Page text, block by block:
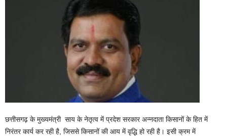
छत्तीसगढ़ के मुख्यमंत्री साय के नेतृत्व में प्रदेश सरकार अन्नदाता किसानों के हित में
निरंतर कार्य कर रही है, जिससे किसानों की आय में वृद्धि हो रही है। इसी क्रम में